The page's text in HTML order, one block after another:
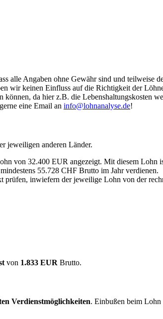
alle Angaben ohne Gewähr sind und teilweise
wir keinen Einfluss auf die Richtigkeit der
da hier z.B. die Lebenshaltungskosten
eine Email an info@lohnanalyse.de!
jeweiligen anderen Länder.
von 32.400 EUR angezeigt. Mit diesem Lohn
55.728 CHF Brutto im Jahr verdienen.
prüfen, inwiefern der jeweilige Lohn von der
von 1.833 EUR Brutto.
Verdienstmöglichkeiten. Einbußen beim Lohn